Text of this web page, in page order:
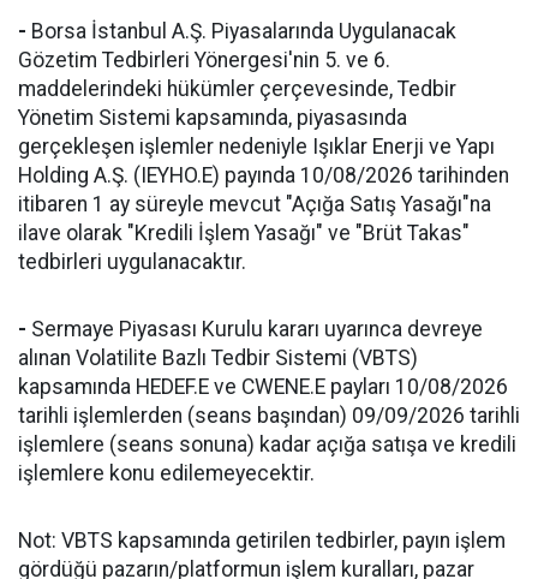
- Borsa İstanbul A.Ş. Piyasalarında Uygulanacak
Gözetim Tedbirleri Yönergesi'nin 5. ve 6.
maddelerindeki hükümler çerçevesinde, Tedbir
Yönetim Sistemi kapsamında, piyasasında
gerçekleşen işlemler nedeniyle Işıklar Enerji ve Yapı
Holding A.Ş. (IEYHO.E) payında 10/08/2026 tarihinden
itibaren 1 ay süreyle mevcut "Açığa Satış Yasağı"na
ilave olarak "Kredili İşlem Yasağı" ve "Brüt Takas"
tedbirleri uygulanacaktır.
- Sermaye Piyasası Kurulu kararı uyarınca devreye
alınan Volatilite Bazlı Tedbir Sistemi (VBTS)
kapsamında HEDEF.E ve CWENE.E payları 10/08/2026
tarihli işlemlerden (seans başından) 09/09/2026 tarihli
işlemlere (seans sonuna) kadar açığa satışa ve kredili
işlemlere konu edilemeyecektir.
Not: VBTS kapsamında getirilen tedbirler, payın işlem
gördüğü pazarın/platformun işlem kuralları, pazar